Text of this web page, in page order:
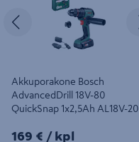
Edellinen
Akkuporakone Bosch
AdvancedDrill 18V-80
QuickSnap 1x2,5Ah AL18V-20
169€/kpl
169 € / kpl